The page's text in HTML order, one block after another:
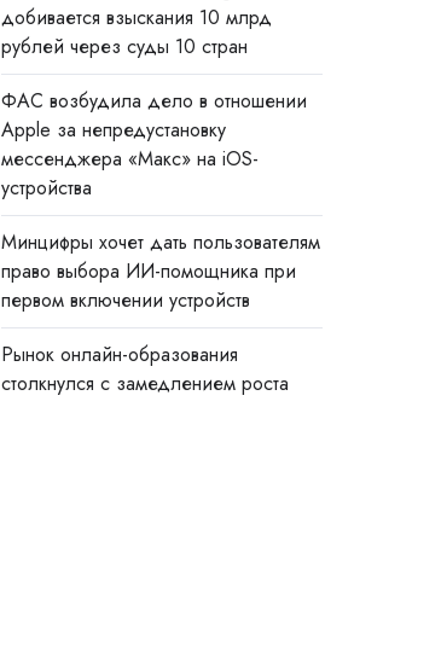
добивается взыскания 10 млрд
рублей через суды 10 стран
ФАС возбудила дело в отношении
Apple за непредустановку
мессенджера «Макс» на iOS-
устройства
Минцифры хочет дать пользователям
право выбора ИИ-помощника при
первом включении устройств
Рынок онлайн-образования
столкнулся с замедлением роста